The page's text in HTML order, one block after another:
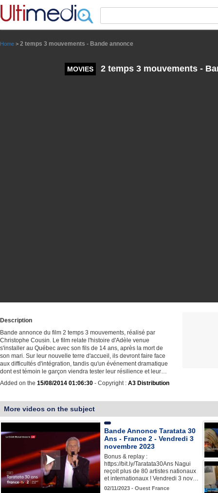
Home > 2 temps 3 mouvements - Bande annonce
MOVIES 2 temps 3 mouvements -
Description
Bande annonce du film 2 temps 3 mouvements, réalisé par
Christophe Cousin. Le film relate l'histoire d'Adèle venue
s'installer au Québec avec son fils de 14 ans, après la mort de
son mari. Sur leur nouvelle terre d'accueil, ils devront faire face
aux difficultés d'intégration, tandis qu'un événement dramatique
dont est témoin le garçon viendra tester leur résilience et leur…
Added on the 15/08/2014 01:06:30 - Copyright : A3 Distribution
More videos on the subject
Bande Annonce Taratata 30
Ans - France 2 - Vendredi 3
novembre 2023
Bonus & replay :
https://bit.ly/Taratata30Ans Nagui
reçoit plus de 80 artistes nationaux
et internationaux ! Vendredi 3 nov…
02/11/2023 - Ouest France
Panneau de gestion des cookies